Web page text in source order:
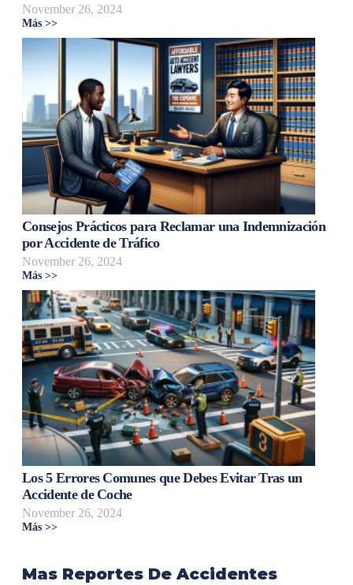
November 26, 2024
Más >>
Consejos Prácticos para Reclamar una Indemnización
por Accidente de Tráfico
November 26, 2024
Más >>
Los 5 Errores Comunes que Debes Evitar Tras un
Accidente de Coche
November 26, 2024
Más >>
Mas Reportes De Accidentes